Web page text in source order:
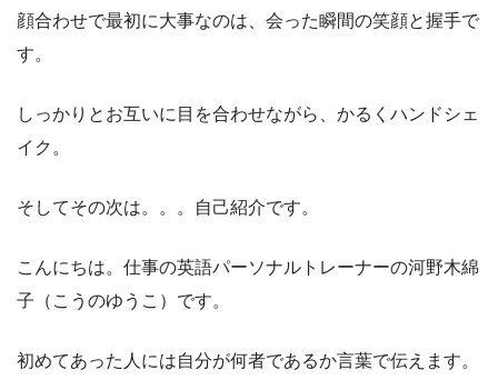
顔合わせで最初に大事なのは、会った瞬間の笑顔と握手で
す。
しっかりとお互いに目を合わせながら、かるくハンドシェ
イク。
そしてその次は。。。自己紹介です。
こんにちは。仕事の英語パーソナルトレーナーの河野木綿
子（こうのゆうこ）です。
初めてあった人には自分が何者であるか言葉で伝えます。